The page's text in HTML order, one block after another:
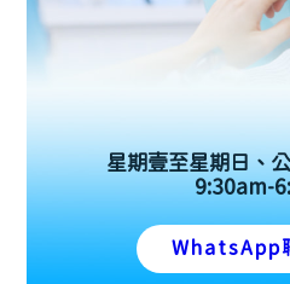
星期壹至星期日、
9:30am-
WhatsApp